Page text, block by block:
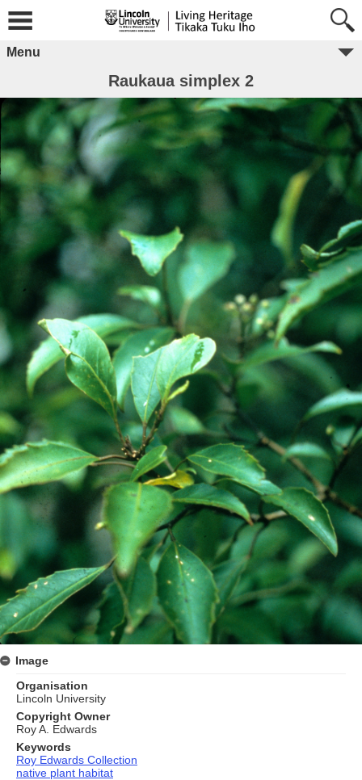
Menu
Raukaua simplex 2
Image
Organisation
Lincoln University
Copyright Owner
Roy A. Edwards
Keywords
Roy Edwards Collection
native plant habitat